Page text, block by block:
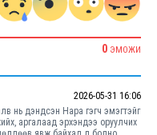
0 ЭМОЖИ
2026-05-31 16:06
нь дэндсэн Нара гэгч эмэгтэйг
аргалаад эрхэндээ оруулчих